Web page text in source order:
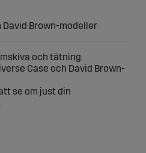
David Brown-modeller
och tätning.
Case och David Brown-
se om just din